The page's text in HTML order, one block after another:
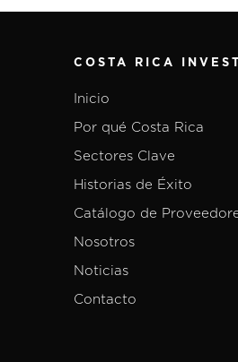
COSTA RICA
Inicio
Por qué Costa Rica
Sectores Clave
Historias de Éxito
Catálogo de
Nosotros
Noticias
Contacto